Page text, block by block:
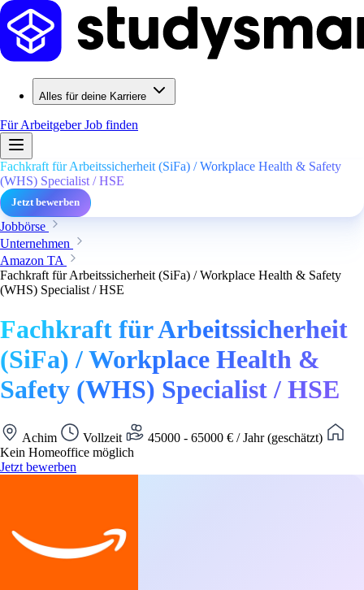
Alles für deine Karriere
Für ArbeitgeberJob finden
Fachkraft für Arbeitssicherheit (SiFa) / Workplace Health & Safety
(WHS) Specialist / HSE
Jetzt bewerben
Jobbörse
Unternehmen
Amazon TA
Fachkraft für Arbeitssicherheit (SiFa) / Workplace Health & Safety
(WHS) Specialist / HSE
Fachkraft für Arbeitssicherheit
(SiFa) / Workplace Health &
Safety (WHS) Specialist / HSE
Achim Vollzeit
45000 - 65000 € / Jahr (geschätzt)
Kein Homeoffice möglich
Jetzt bewerben